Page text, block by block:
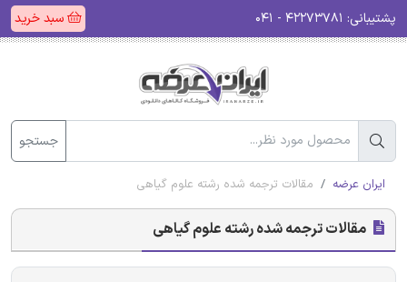
پشتیبانی: سبد خرید
جستجو
ایران عرضه مقالات ترجمه شده رشته علوم گیاهی
مقالات ترجمه شده رشته علوم گیاهی